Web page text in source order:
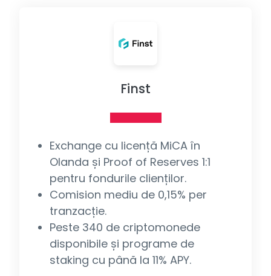
Finst
Exchange cu licență MiCA în
Olanda și Proof of Reserves 1:1
pentru fondurile clienților.
Comision mediu de 0,15% per
tranzacție.
Peste 340 de criptomonede
disponibile și programe de
staking cu până la 11% APY.